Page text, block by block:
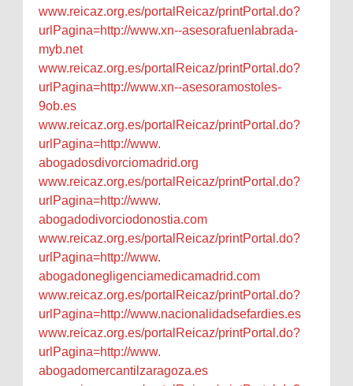
www.reicaz.org.es/portalReicaz/printPortal.do?
urlPagina=http://www.xn--asesorafuenlabrada-
myb.net
www.reicaz.org.es/portalReicaz/printPortal.do?
urlPagina=http://www.xn--asesoramostoles-
9ob.es
www.reicaz.org.es/portalReicaz/printPortal.do?
urlPagina=http://www.
abogadosdivorciomadrid.org
www.reicaz.org.es/portalReicaz/printPortal.do?
urlPagina=http://www.
abogadodivorciodonostia.com
www.reicaz.org.es/portalReicaz/printPortal.do?
urlPagina=http://www.
abogadonegligenciamedicamadrid.com
www.reicaz.org.es/portalReicaz/printPortal.do?
urlPagina=http://www.nacionalidadsefardies.es
www.reicaz.org.es/portalReicaz/printPortal.do?
urlPagina=http://www.
abogadomercantilzaragoza.es